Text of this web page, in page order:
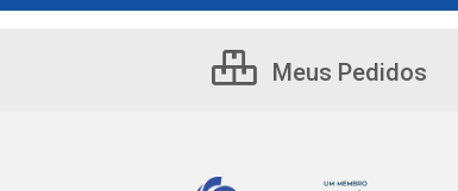
Meus Pedidos